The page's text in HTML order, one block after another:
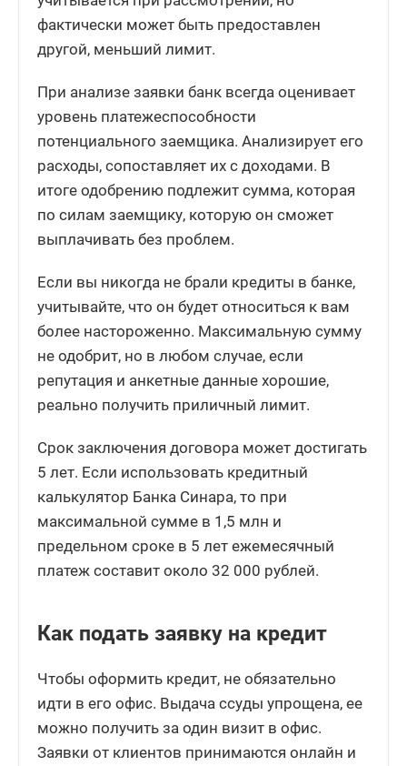
фактически может быть предоставлен
другой, меньший лимит.
При анализе заявки банк всегда оценивает
уровень платежеспособности
потенциального заемщика. Анализирует его
расходы, сопоставляет их с доходами. В
итоге одобрению подлежит сумма, которая
по силам заемщику, которую он сможет
выплачивать без проблем.
Если вы никогда не брали кредиты в банке,
учитывайте, что он будет относиться к вам
более настороженно. Максимальную сумму
не одобрит, но в любом случае, если
репутация и анкетные данные хорошие,
реально получить приличный лимит.
Срок заключения договора может достигать
5 лет. Если использовать кредитный
калькулятор Банка Синара, то при
максимальной сумме в 1,5 млн и
предельном сроке в 5 лет ежемесячный
платеж составит около 32 000 рублей.
Как подать заявку на кредит
Чтобы оформить кредит, не обязательно
идти в его офис. Выдача ссуды упрощена, ее
можно получить за один визит в офис.
Заявки от клиентов принимаются онлайн и